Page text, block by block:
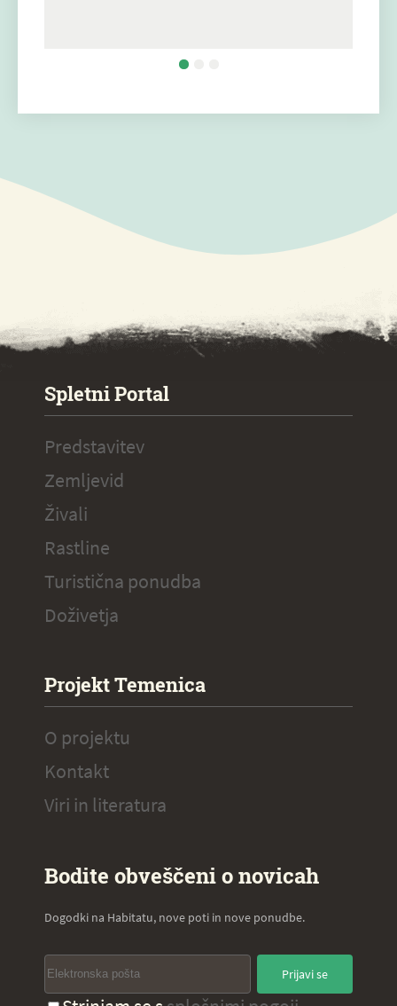
Spletni Portal
Predstavitev
Zemljevid
Živali
Rastline
Turistična ponudba
Doživetja
Projekt Temenica
O projektu
Kontakt
Viri in literatura
Bodite obveščeni o novicah
Dogodki na Habitatu, nove poti in nove ponudbe.
Prijavi se